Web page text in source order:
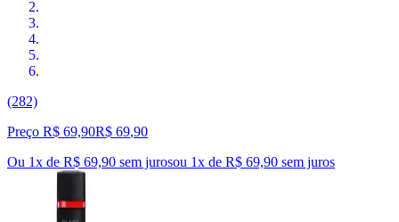
(282)
Preço R$ 69,90R$ 69,90
Ou 1x de R$ 69,90 sem jurosou 1x de R$ 69,90 sem juros